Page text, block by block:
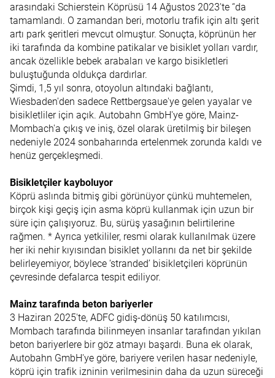
arasındaki Schierstein Köprüsü 14 Ağustos 2023'te ‘'da
tamamlandı. O zamandan beri, motorlu trafik için altı şerit
artı park şeritleri mevcut olmuştur. Sonuçta, köprünün her
iki tarafında da kombine patikalar ve bisiklet yolları vardır,
ancak özellikle bebek arabaları ve kargo bisikletleri
buluştuğunda oldukça dardırlar.
Şimdi, 1,5 yıl sonra, otoyolun altındaki bağlantı,
Wiesbaden'den sadece Rettbergsaue'ye gelen yayalar ve
bisikletliler için açık. Autobahn GmbH'ye göre, Mainz-
Mombach'a çıkış ve iniş, özel olarak üretilmiş bir bileşen
nedeniyle 2024 sonbaharında ertelenmek zorunda kaldı ve
henüz gerçekleşmedi.
Bisikletçiler kayboluyor
Köprü aslında bitmiş gibi görünüyor çünkü muhtemelen,
birçok kişi geçiş için asma köprü kullanmak için uzun bir
süre için çalışıyoruz. Bu, sürüş yasağının belirtilerine
rağmen. * Ayrıca yetkililer, resmi olarak kullanılmak üzere
her iki nehir kıyısından bisiklet yollarını da net bir şekilde
belirleyemiyor, böylece ‘stranded’ bisikletçileri köprünün
çevresinde defalarca tespit ediliyor.
Mainz tarafında beton bariyerler
3 Haziran 2025'te, ADFC gidiş-dönüş 50 katılımcısı,
Mombach tarafında bilinmeyen insanlar tarafından yıkılan
beton bariyerlere bir göz atmayı başardı. Buna ek olarak,
Autobahn GmbH'ye göre, bariyere verilen hasar nedeniyle,
köprü için trafik izninin verilmesinin daha da uzun süreceği